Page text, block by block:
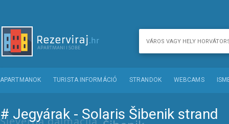
APARTMANOK TURISTA INFORMÁCIÓ STRANDOK WEBCAMS
# Jegyárak - Solaris Šibenik strand
Sjeverna dalmacija